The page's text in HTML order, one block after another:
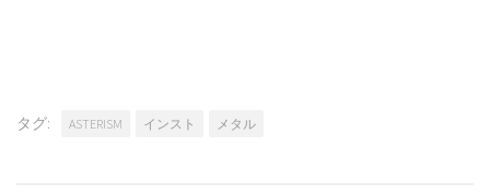
タグ: ASTERISM インスト メタル